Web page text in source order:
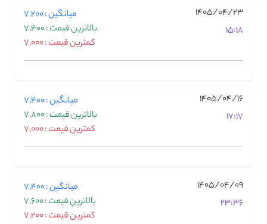
1405/04/23
15:18
میانگین : 7,200
بالاترین قیمت : 7,400
کمترین قیمت : 7,000
1405/04/16
17:17
میانگین : 7,400
بالاترین قیمت : 7,800
کمترین قیمت : 7,000
1405/04/09
23:36
میانگین : 7,400
بالاترین قیمت : 7,600
کمترین قیمت : 7,200